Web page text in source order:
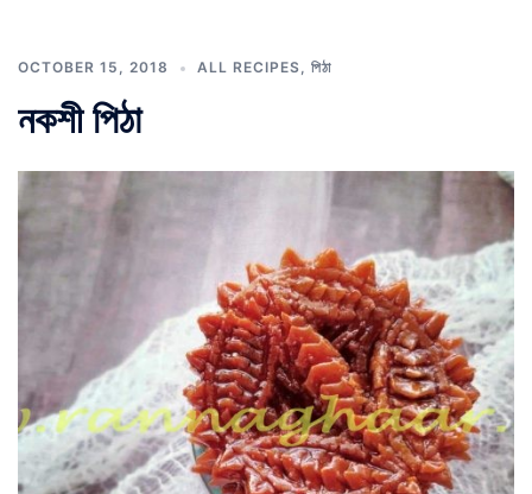
OCTOBER 15, 2018 ALL RECIPES, পিঠা
নকশী পিঠা